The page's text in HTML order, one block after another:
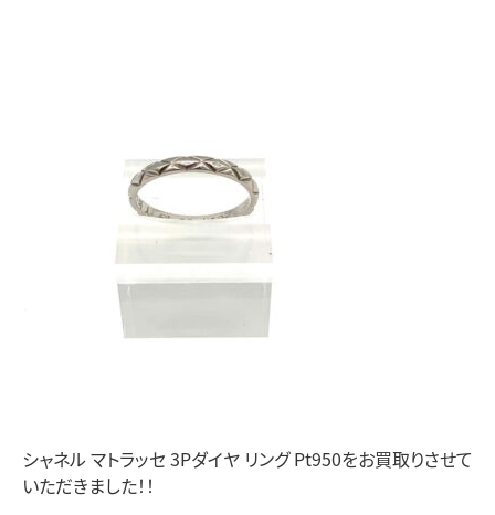
シャネル マトラッセ 3Pダイヤ リング Pt950をお買取りさせて
いただきました！！